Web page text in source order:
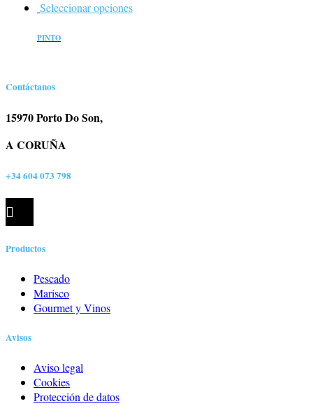
Seleccionar opciones
PINTO
Contáctanos
15970 Porto Do Son,
A CORUÑA
+34 604 073 798
Productos
Pescado
Marisco
Gourmet y Vinos
Avisos
Aviso legal
Cookies
Protección de datos